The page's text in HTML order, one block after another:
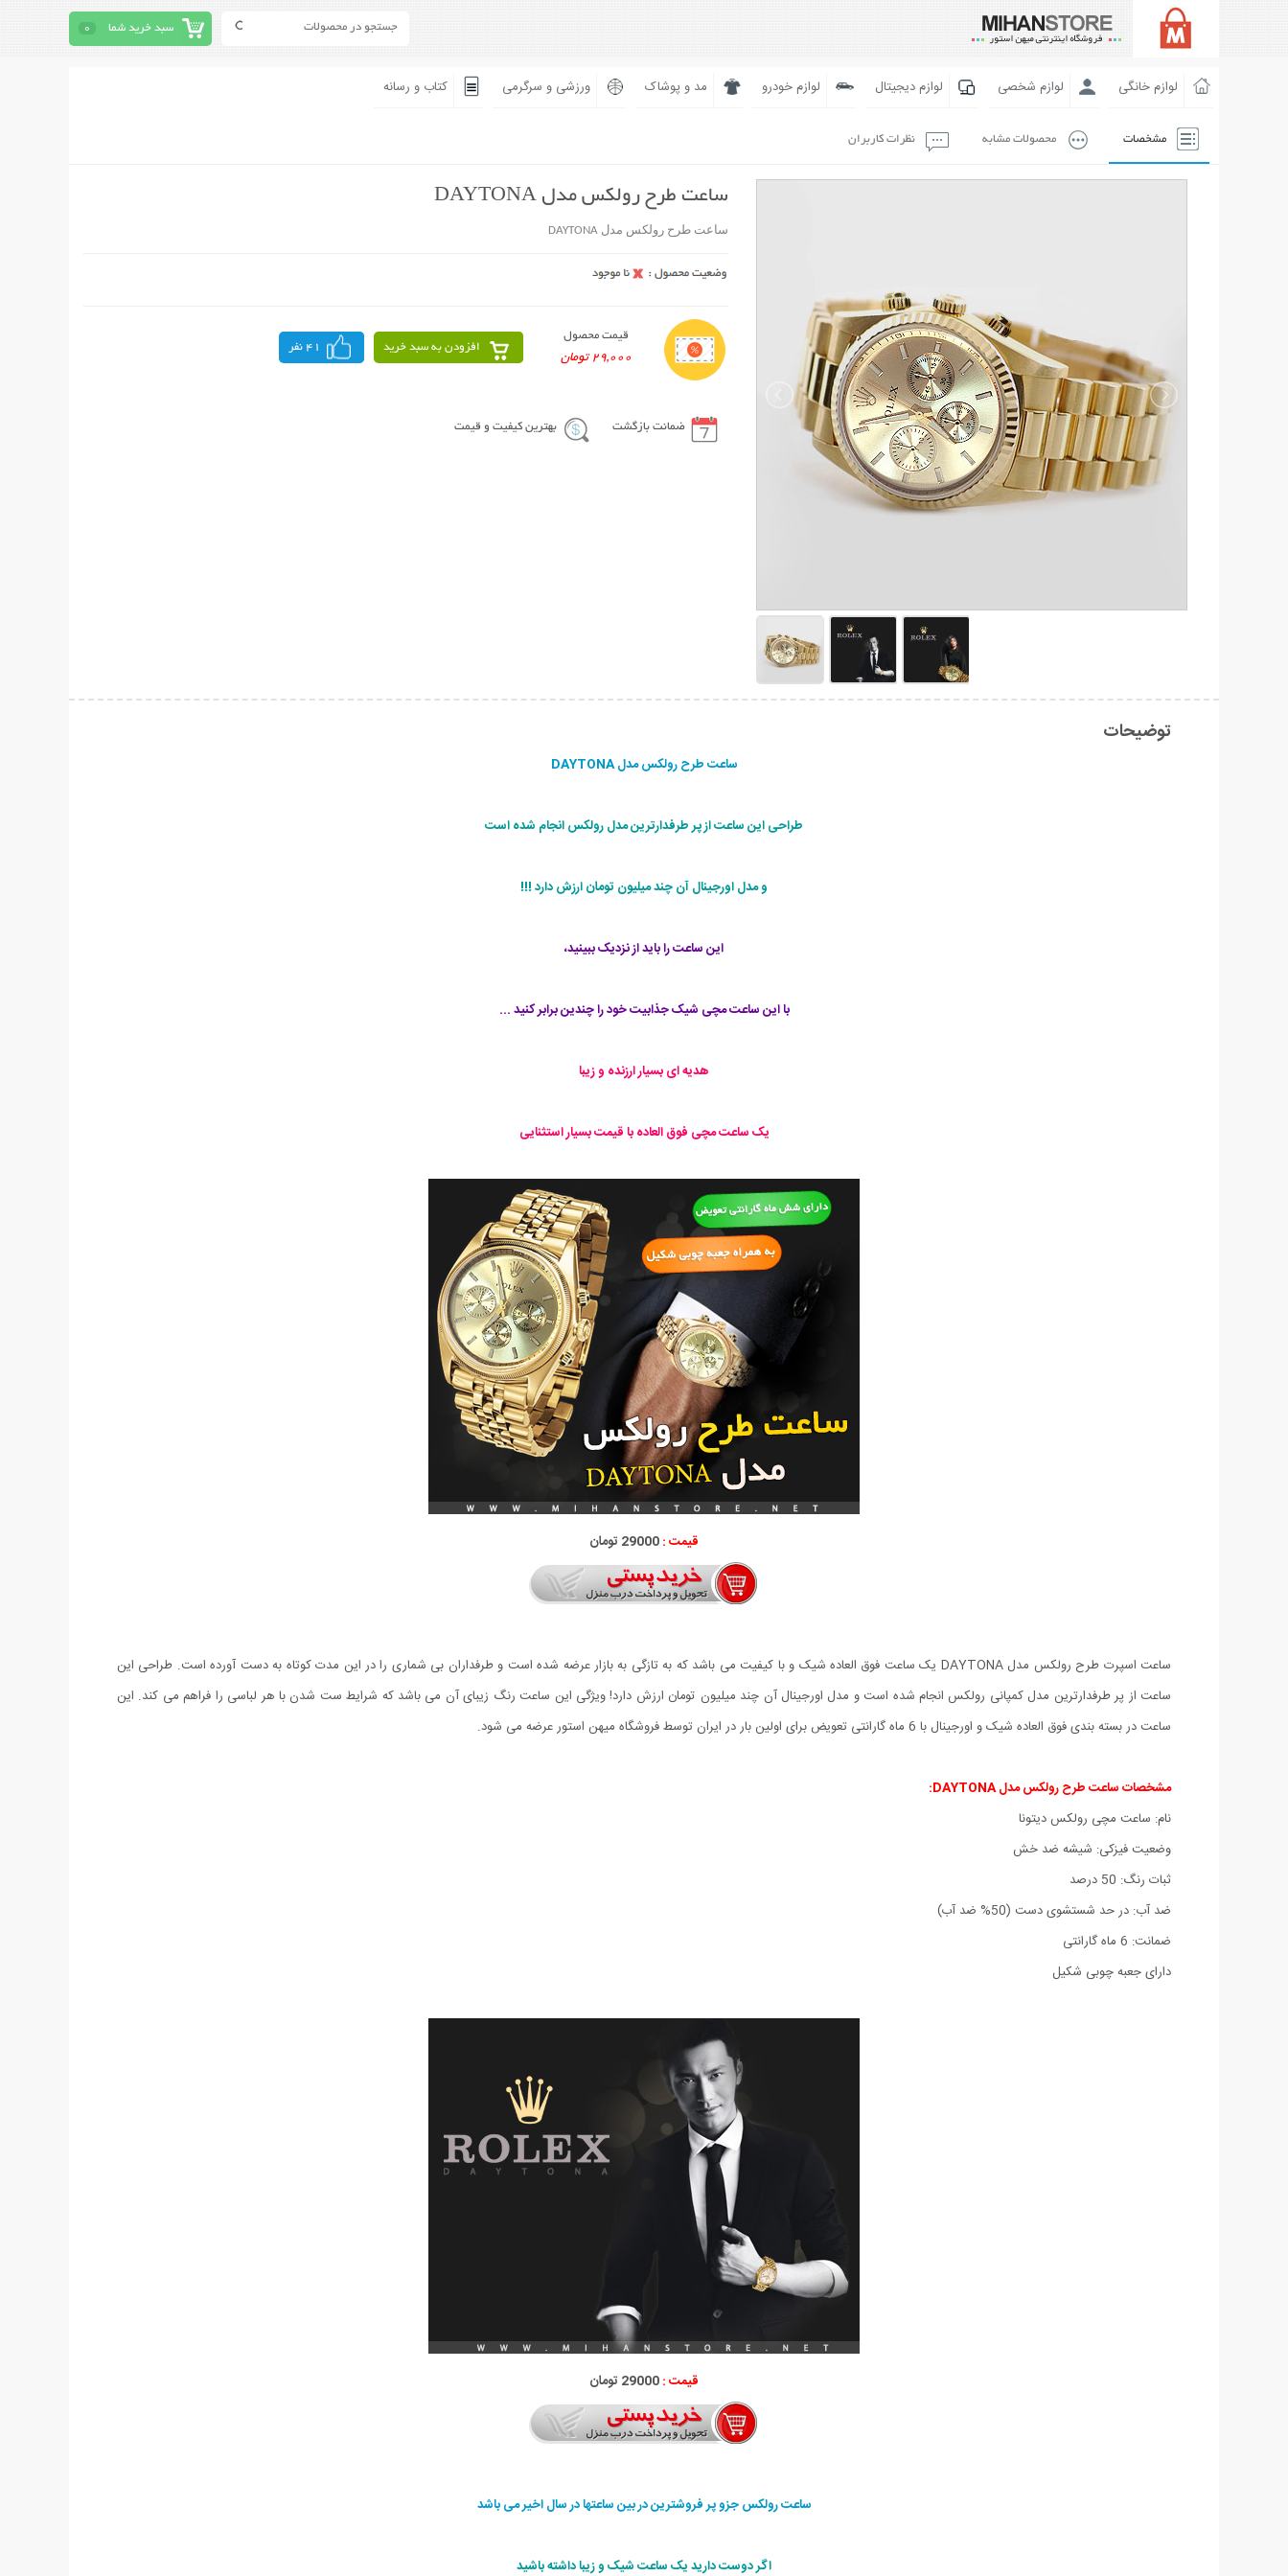
سبد خرید شما 0
لوازم خانگی لوازم شخصی لوازم دیجیتال لوازم خودرو مد و پوشاک ورزشی و سرگرمی کتاب و رسانه
مشخصات محصولات مشابه نظرات کاربران
ساعت طرح رولکس مدل DAYTONA
ساعت طرح رولکس مدل DAYTONA
قیمت محصول
29,000 تومان
افزودن به سبد خرید 41 نفر
ضمانت بازگشت بهترین کیفیت و قیمت
توضیحات
ساعت طرح رولکس مدل DAYTONA
طراحی این ساعت از پر طرفدارترین مدل رولکس انجام شده است
و مدل اورجینال آن چند میلیون تومان ارزش دارد !!!
این ساعت را باید از نزدیک ببینید،
با این ساعت مچی شیک جذابیت خود را چندین برابر کنید ...
هدیه ای بسیار ارزنده و زیبا
یک ساعت مچی فوق العاده با قیمت بسیار استثنایی
قیمت :29000 تومان
ساعت اسپرت طرح رولکس مدل DAYTONA یک ساعت فوق العاده شیک و با کیفیت می باشد که به تازگی به بازار عرضه شده است و طرفداران بی شماری را در این مدت کوتاه به دست آورده است. طراحی این
ساعت از پر طرفدارترین مدل کمپانی رولکس انجام شده است و مدل اورجینال آن چند میلیون تومان ارزش دارد! ویژگی این ساعت رنگ زیبای آن می باشد که شرایط ست شدن با هر لباسی را فراهم می کند. این
ساعت در بسته بندی فوق العاده شیک و اورجینال با 6 ماه گارانتی تعویض برای اولین بار در ایران توسط فروشگاه میهن استور عرضه می شود.
مشخصات ساعت طرح رولکس مدل DAYTONA:
نام: ساعت مچی رولکس دیتونا
وضعیت فیزکی: شیشه ضد خش
ثبات رنگ: 50 درصد
ضد آب: در حد شستشوی دست (50% ضد آب)
ضمانت: 6 ماه گارانتی
دارای جعبه چوبی شکیل
قیمت :29000 تومان
ساعت رولکس جزو پر فروشترین در بین ساعتها در سال اخیر می باشد
اگر دوست دارید یک ساعت شیک و زیبا داشته باشید